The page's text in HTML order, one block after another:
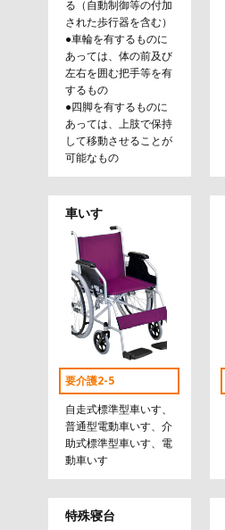
る（自動制御等の付加
された歩行器を含む）
●車輪を有するものに
あっては、体の前及び
左右を囲む把手等を有
するもの
●四脚を有するものに
あっては、上肢で保持
して移動させることが
可能なもの
車いす
要介護2-5
自走式標準型車いす、
普通型電動車いす、介
助式標準型車いす、電
動車いす
特殊寝台